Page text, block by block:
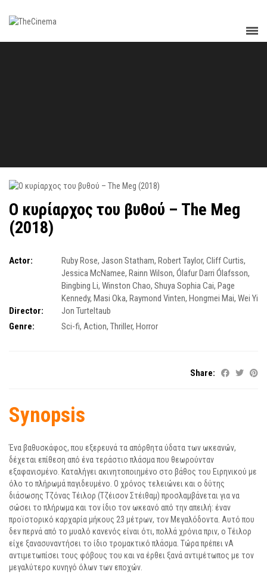
Ο κυρίαρχος του βυθού – The Meg
(2018)
Actor: Ruby Rose, Jason Statham, Robert Taylor, Cliff Curtis,
Jessica McNamee, Rainn Wilson, Ólafur Darri Ólafsson,
Bingbing Li, Winston Chao, Shuya Sophia Cai, Page
Kennedy, Masi Oka, Raymond Vinten, Hongmei Mai, Wei Yi
Director:
Jon Turteltaub
Genre:
Sci-fi, Action, Thriller, Horror
Share:
Synopsis
Ένα βαθυσκάφος, που εξερευνά τα απόρθητα ύδατα των ωκεανών,
δέχεται επίθεση από ένα τεράστιο πλάσμα που θεωρούνταν
εξαφανισμένο. Καταλήγει ακινητοποιημένο στο βάθος του Ειρηνικού με
όλο το πλήρωμά παγιδευμένο. Ο χρόνος τελειώνει και ο δύτης
διάσωσης Τζόνας Τέιλορ (Τζέισον Στέιθαμ) προσλαμβάνεται για να
σώσει το πλήρωμα και τον ίδιο τον ωκεανό από την απειλή: έναν
προϊστορικό καρχαρία μήκους 23 μέτρων, τον Μεγαλόδοντα. Αυτό που
δεν περνά από το μυαλό κανενός είναι ότι, πολλά χρόνια πριν, ο Τέιλορ
είχε ξανασυναντήσει το ίδιο τρομακτικό πλάσμα. Τώρα πρέπει νΑ
αντιμετωπίσει τους φόβους του και να έρθει ξανά αντιμέτωπος με τον
μεγαλύτερο κυνηγό όλων των εποχών.